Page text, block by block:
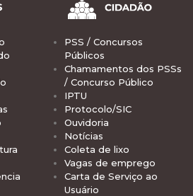
PSS / Concursos
Públicos
Chamamentos dos PSSs
/ Concurso Público
IPTU
Protocolo/SIC
Ouvidoria
Notícias
Coleta de lixo
Vagas de emprego
Carta de Serviço ao
Usuário